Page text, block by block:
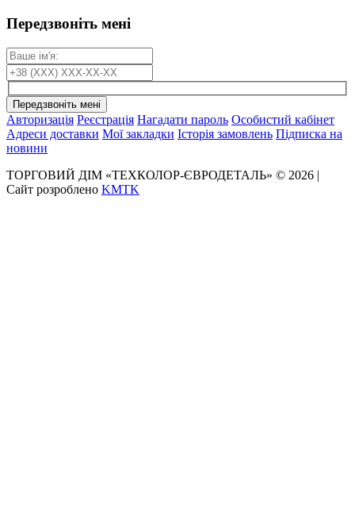
Передзвоніть мені
Передзвоніть мені
Авторизація Реєстрація Нагадати пароль Особистий кабінет
Адреси доставки Мої закладки Історія замовлень Підписка на
новини
ТОРГОВИЙ ДІМ «ТЕХКОЛОР-ЄВРОДЕТАЛЬ» © 2026 |
Сайт розроблено KMTK